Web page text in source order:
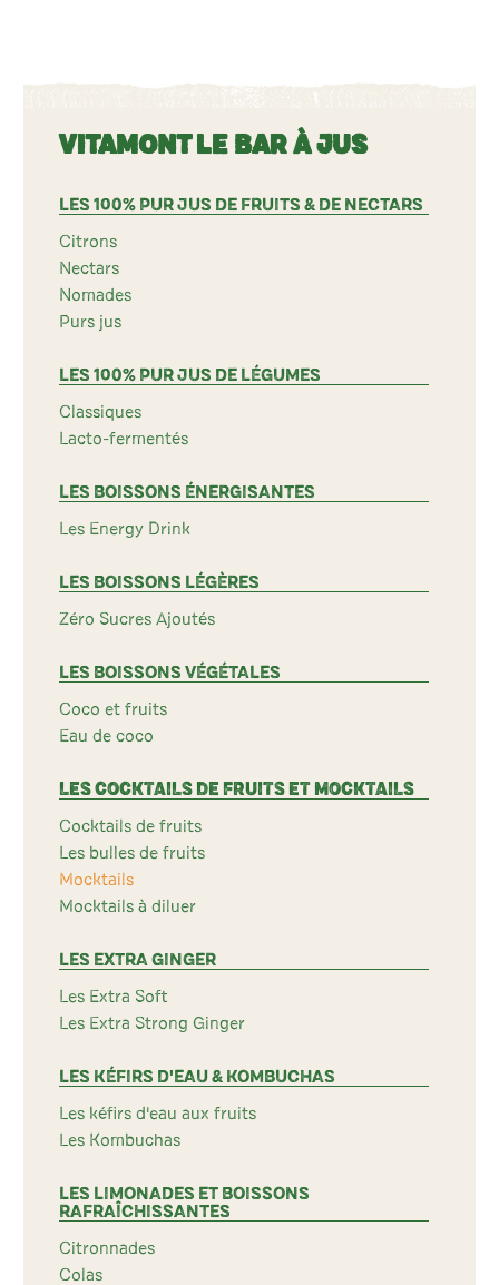
VITAMONT LE BAR À JUS
LES 100% PUR JUS DE FRUITS & DE NECTARS
Citrons
Nectars
Nomades
Purs jus
LES 100% PUR JUS DE LÉGUMES
Classiques
Lacto-fermentés
LES BOISSONS ÉNERGISANTES
Les Energy Drink
LES BOISSONS LÉGÈRES
Zéro Sucres Ajoutés
LES BOISSONS VÉGÉTALES
Coco et fruits
Eau de coco
LES COCKTAILS DE FRUITS ET MOCKTAILS
Cocktails de fruits
Les bulles de fruits
Mocktails
Mocktails à diluer
LES EXTRA GINGER
Les Extra Soft
Les Extra Strong Ginger
LES KÉFIRS D'EAU & KOMBUCHAS
Les kéfirs d'eau aux fruits
Les Kombuchas
LES LIMONADES ET BOISSONS
RAFRAÎCHISSANTES
Citronnades
Colas